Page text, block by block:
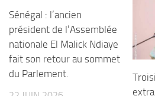
Sénégal : l’ancien
président de l’Assemblée
nationale El Malick Ndiaye
fait son retour au sommet
du Parlement.